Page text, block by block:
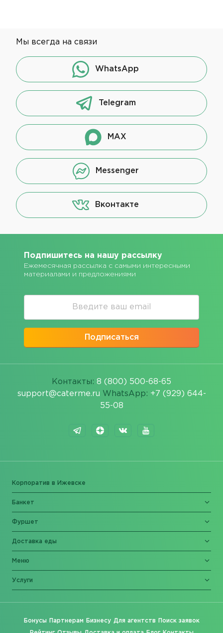
Мы всегда на связи
WhatsApp
Telegram
MAX
Messenger
Вконтакте
Подпишитесь на нашу рассылку
Ежемесячная рассылка с самыми интересными
материалами и предложениями
Подписаться
Контакты: 8 (800) 500-68-65
support@caterme.ru WhatsApp: +7 (929) 644-
55-08
Корпоратив в Ижевске
Банкет
Фуршет
Доставка еды
Меню
Услуги
Бонусы Партнерам Бизнесу Для агентств Поиск заявок